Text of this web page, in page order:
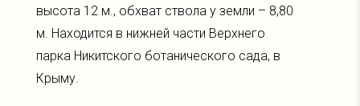
высота 12 м., обхват ствола у земли – 8,80
м. Находится в нижней части Верхнего
парка Никитского ботанического сада, в
Крыму.